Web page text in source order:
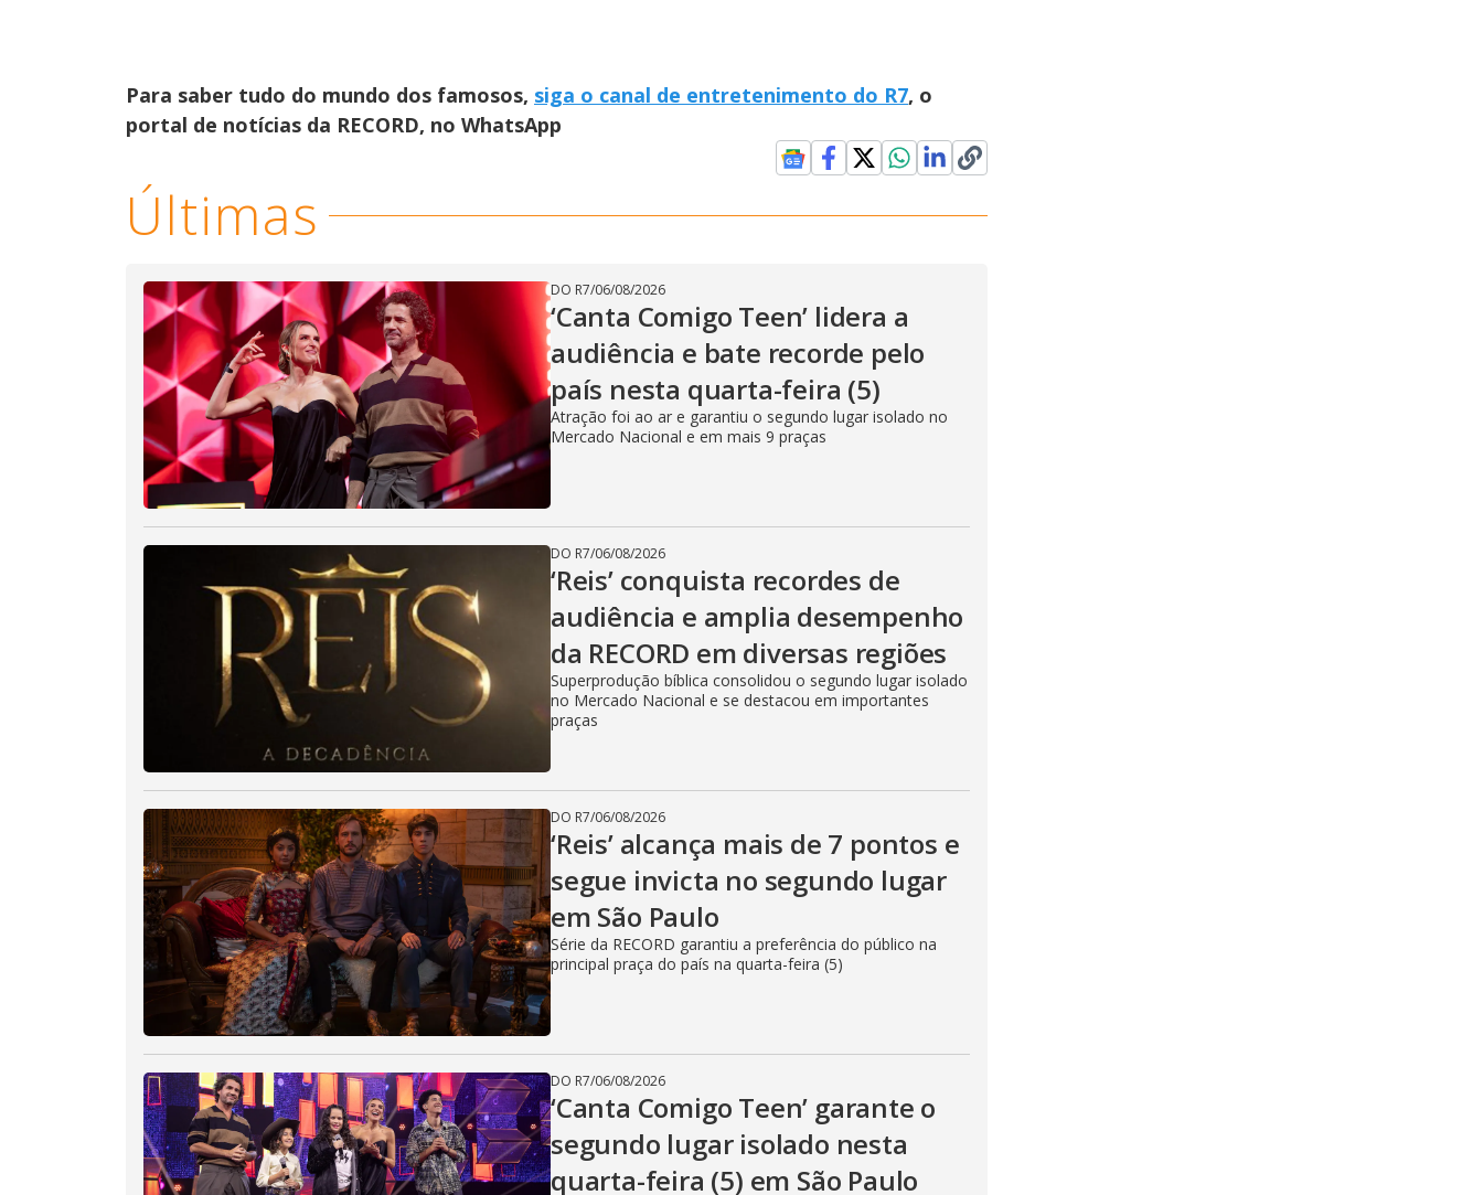
Para saber tudo do mundo dos famosos, siga o canal de entretenimento do R7, o
portal de notícias da RECORD, no WhatsApp
Últimas
DO R7/06/08/2026
‘Canta Comigo Teen’ lidera a
audiência e bate recorde pelo
país nesta quarta-feira (5)
Atração foi ao ar e garantiu o segundo lugar isolado no
Mercado Nacional e em mais 9 praças
DO R7/06/08/2026
‘Reis’ conquista recordes de
audiência e amplia desempenho
da RECORD em diversas regiões
Superprodução bíblica consolidou o segundo lugar isolado
no Mercado Nacional e se destacou em importantes
praças
DO R7/06/08/2026
‘Reis’ alcança mais de 7 pontos e
segue invicta no segundo lugar
em São Paulo
Série da RECORD garantiu a preferência do público na
principal praça do país na quarta-feira (5)
DO R7/06/08/2026
‘Canta Comigo Teen’ garante o
segundo lugar isolado nesta
quarta-feira (5) em São Paulo